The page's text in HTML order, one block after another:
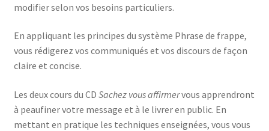
modifier selon vos besoins particuliers.
En appliquant les principes du système Phrase de frappe,
vous rédigerez vos communiqués et vos discours de façon
claire et concise.
Les deux cours du CD Sachez vous affirmervous apprendront
à peaufiner votre message et à le livrer en public. En
mettant en pratique les techniques enseignées, vous vous